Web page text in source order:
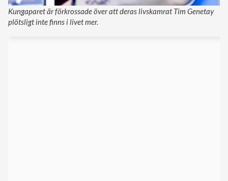
Kungaparet är förkrossade över att deras livskamrat Tim Genetay
plötsligt inte finns i livet mer.